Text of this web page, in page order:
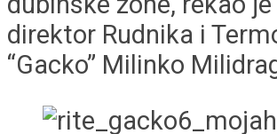
direktor Rudnika i
“Gacko” Milinko